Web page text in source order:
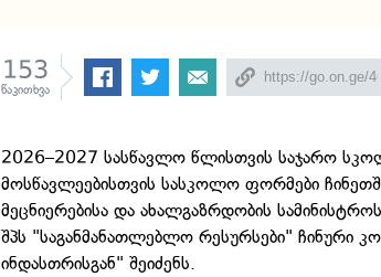
153
წაკითხვა
2026–2027 სასწავლო წლისთვის საჯარო
მოსწავლეებისთვის სასკოლო ფორმები
მეცნიერებისა და ახალგაზრდობის
შპს "საგანმანათლებლო რესურსები" ჩინური
ინდასთრისგან" შეიძენს.